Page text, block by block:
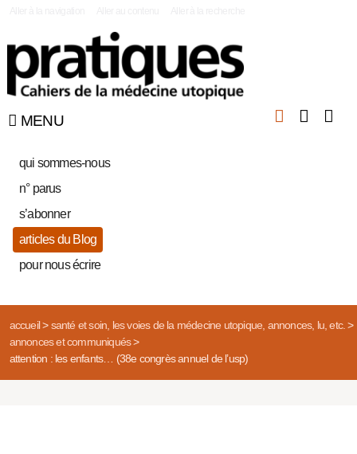
MENU
qui sommes-nous
n° parus
s’abonner
articles du Blog
pour nous écrire
accueil> santé et soin, les voies de la médecine utopique, annonces, lu, etc.>
annonces et communiqués>
attention : les enfants… (38e congrès annuel de l’usp)